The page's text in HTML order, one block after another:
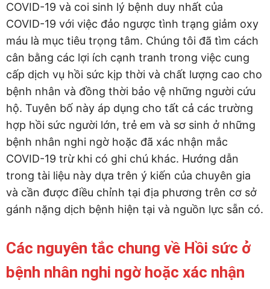
COVID-19 và coi sinh lý bệnh duy nhất của
COVID-19 với việc đảo ngược tình trạng giảm oxy
máu là mục tiêu trọng tâm. Chúng tôi đã tìm cách
cân bằng các lợi ích cạnh tranh trong việc cung
cấp dịch vụ hồi sức kịp thời và chất lượng cao cho
bệnh nhân và đồng thời bảo vệ những người cứu
hộ. Tuyên bố này áp dụng cho tất cả các trường
hợp hồi sức người lớn, trẻ em và sơ sinh ở những
bệnh nhân nghi ngờ hoặc đã xác nhận mắc
COVID-19 trừ khi có ghi chú khác. Hướng dẫn
trong tài liệu này dựa trên ý kiến của chuyên gia
và cần được điều chỉnh tại địa phương trên cơ sở
gánh nặng dịch bệnh hiện tại và nguồn lực sẵn có.
Các nguyên tắc chung về Hồi sức ở
bệnh nhân nghi ngờ hoặc xác nhận